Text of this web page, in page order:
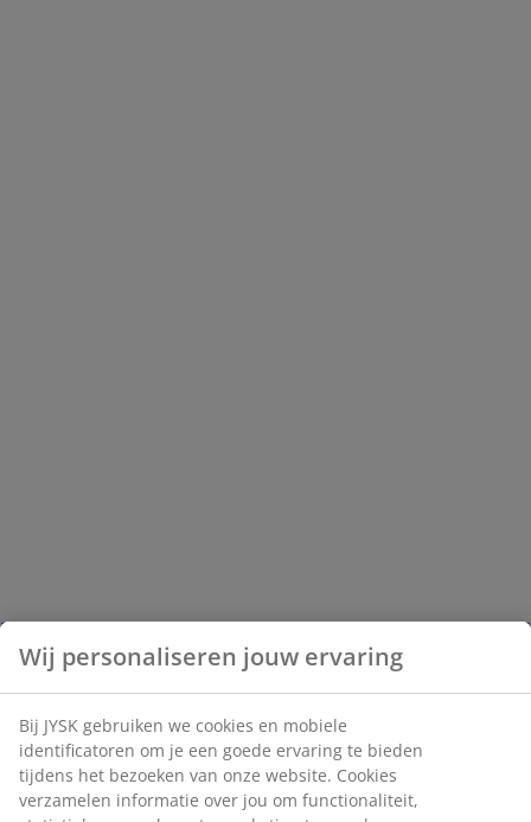
Wij personaliseren jouw ervaring
Bij JYSK gebruiken we cookies en mobiele
identificatoren om je een goede ervaring te bieden
tijdens het bezoeken van onze website. Cookies
verzamelen informatie over jou om functionaliteit,